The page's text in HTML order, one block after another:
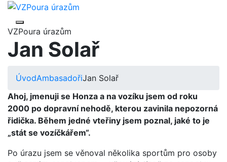
VZPoura úrazům
Jan Solař
ÚvodAmbasadořiJan Solař
Ahoj, jmenuji se Honza a na vozíku jsem od roku
2000 po dopravní nehodě, kterou zavinila nepozorná
řidička. Během jedné vteřiny jsem poznal, jaké to je
„stát se vozíčkářem“.
Po úrazu jsem se věnoval několika sportům pro osoby